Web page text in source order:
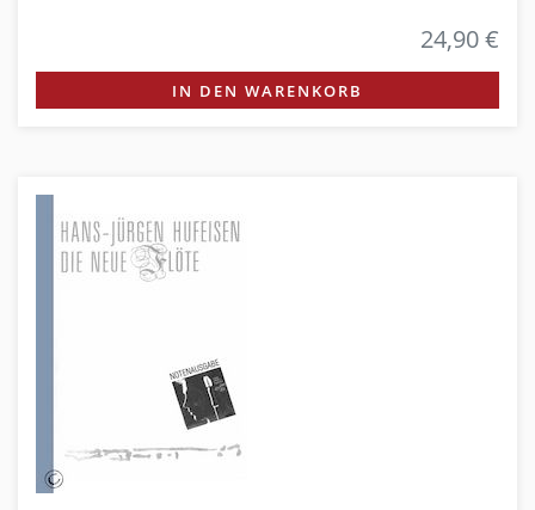
24,90 €
IN DEN WARENKORB